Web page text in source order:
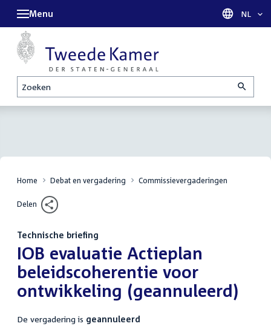
Zoeken
Menu Taal
NL
Home Debat en vergadering Commissievergaderingen
Delen
Technische briefing
:IOB evaluatie Actieplan
beleidscoherentie voor
ontwikkeling (geannuleerd)
De vergadering is geannuleerd